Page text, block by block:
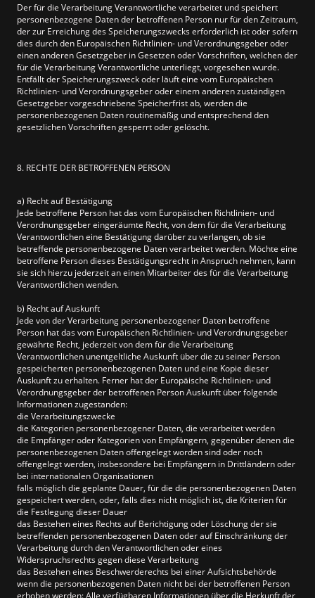
Der für die Verarbeitung Verantwortliche verarbeitet und speichert
personenbezogene Daten der betroffenen Person nur für den Zeitraum,
der zur Erreichung des Speicherungszwecks erforderlich ist oder sofern
dies durch den Europäischen Richtlinien- und Verordnungsgeber oder
einen anderen Gesetzgeber in Gesetzen oder Vorschriften, welchen der
für die Verarbeitung Verantwortliche unterliegt, vorgesehen wurde.
Entfällt der Speicherungszweck oder läuft eine vom Europäischen
Richtlinien- und Verordnungsgeber oder einem anderen zuständigen
Gesetzgeber vorgeschriebene Speicherfrist ab, werden die
personenbezogenen Daten routinemäßig und entsprechend den
gesetzlichen Vorschriften gesperrt oder gelöscht.
8. RECHTE DER BETROFFENEN PERSON
a) Recht auf Bestätigung
Jede betroffene Person hat das vom Europäischen Richtlinien- und
Verordnungsgeber eingeräumte Recht, von dem für die Verarbeitung
Verantwortlichen eine Bestätigung darüber zu verlangen, ob sie
betreffende personenbezogene Daten verarbeitet werden. Möchte eine
betroffene Person dieses Bestätigungsrecht in Anspruch nehmen, kann
sie sich hierzu jederzeit an einen Mitarbeiter des für die Verarbeitung
Verantwortlichen wenden.
b) Recht auf Auskunft
Jede von der Verarbeitung personenbezogener Daten betroffene
Person hat das vom Europäischen Richtlinien- und Verordnungsgeber
gewährte Recht, jederzeit von dem für die Verarbeitung
Verantwortlichen unentgeltliche Auskunft über die zu seiner Person
gespeicherten personenbezogenen Daten und eine Kopie dieser
Auskunft zu erhalten. Ferner hat der Europäische Richtlinien- und
Verordnungsgeber der betroffenen Person Auskunft über folgende
Informationen zugestanden:
die Verarbeitungszwecke
die Kategorien personenbezogener Daten, die verarbeitet werden
die Empfänger oder Kategorien von Empfängern, gegenüber denen die
personenbezogenen Daten offengelegt worden sind oder noch
offengelegt werden, insbesondere bei Empfängern in Drittländern oder
bei internationalen Organisationen
falls möglich die geplante Dauer, für die die personenbezogenen Daten
gespeichert werden, oder, falls dies nicht möglich ist, die Kriterien für
die Festlegung dieser Dauer
das Bestehen eines Rechts auf Berichtigung oder Löschung der sie
betreffenden personenbezogenen Daten oder auf Einschränkung der
Verarbeitung durch den Verantwortlichen oder eines
Widerspruchsrechts gegen diese Verarbeitung
das Bestehen eines Beschwerderechts bei einer Aufsichtsbehörde
wenn die personenbezogenen Daten nicht bei der betroffenen Person
erhoben werden: Alle verfügbaren Informationen über die Herkunft der